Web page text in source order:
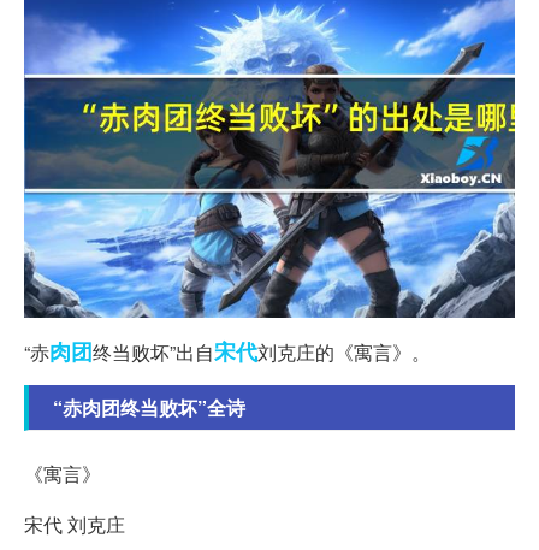
“赤肉团终当败坏”出自宋代刘克庄的《寓言》。
“赤肉团终当败坏”全诗
《寓言》
宋代 刘克庄